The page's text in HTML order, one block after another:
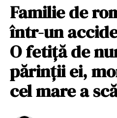
Familie de
într-un
O fetiță de
părinții ei,
cel mare a